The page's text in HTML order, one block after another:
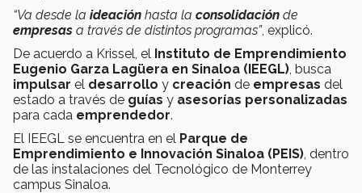
“Va desde la ideación hasta la consolidación de
empresas a través de distintos programas”, explicó.
De acuerdo a Krissel, el Instituto de Emprendimiento
Eugenio Garza Lagüera en Sinaloa (IEEGL) , busca
impulsar el desarrollo y creación de empresas del
estado a través de guías y asesorías personalizadas
para cada emprendedor.
El IEEGL se encuentra en el Parque de
Emprendimiento e Innovación Sinaloa (PEIS) , dentro
de las instalaciones del Tecnológico de Monterrey
campus Sinaloa.